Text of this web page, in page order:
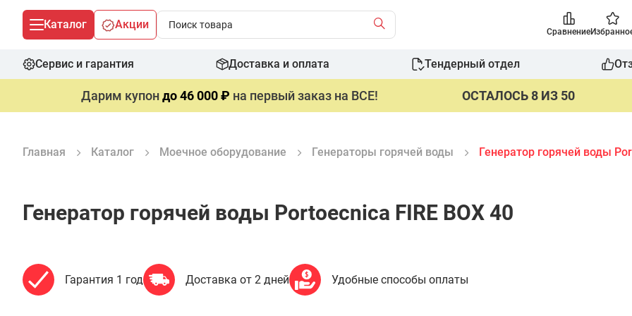
Каталог Акции
Сравнение
Сервис и гарантия Доставка и оплата Тендерный отдел
Дарим купондо 46 000 ₽ на первый заказ на ВСЕ! ОСТАЛОСЬ 8 ИЗ 50
Главная Каталог Моечное оборудование Генераторы горячей воды Генератор горячей воды
Генератор горячей воды Portoecnica FIRE BOX 40
Гарантия 1 год Доставка от 2 дней Удобные способы оплаты